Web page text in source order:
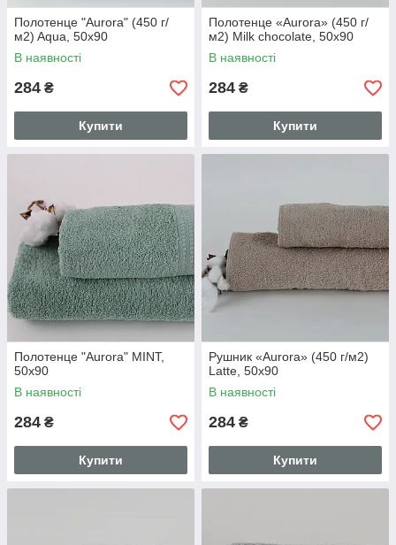
Полотенце "Aurora" (450 г/
м2) Aqua, 50x90
В наявності
284 ₴
Купити
Полотенце «Aurora» (450 г/
м2) Milk chocolate, 50x90
В наявності
284 ₴
Купити
Полотенце "Aurora" MINT,
50x90
В наявності
284 ₴
Купити
Рушник «Aurora» (450 г/м2)
Latte, 50x90
В наявності
284 ₴
Купити